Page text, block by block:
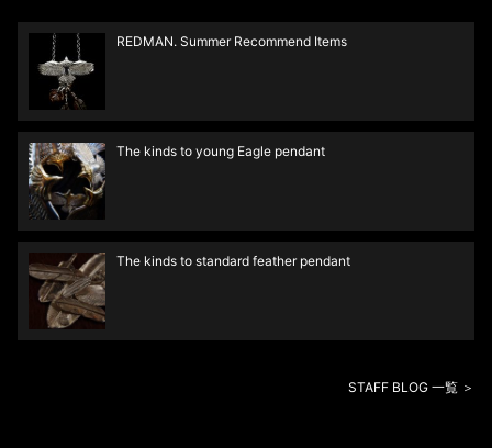
REDMAN. Summer Recommend Items
The kinds to young Eagle pendant
The kinds to standard feather pendant
STAFF BLOG 一覧 ＞